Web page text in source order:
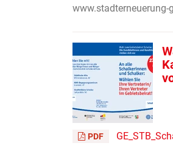
www.stadterneuerung-
PDF